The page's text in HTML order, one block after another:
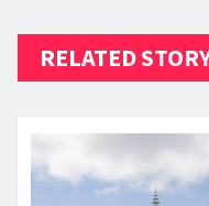
RELATED